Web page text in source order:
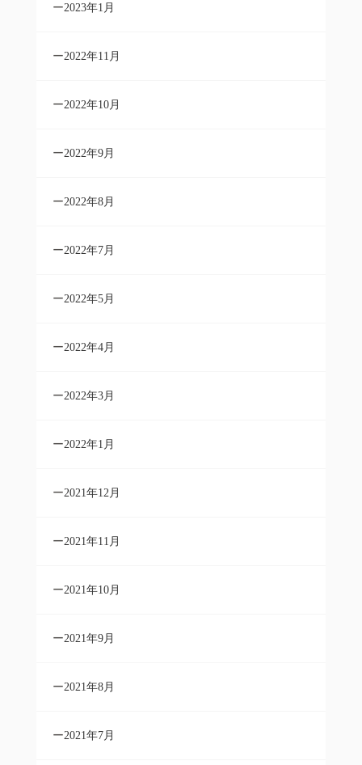
2023年1月
2022年11月
2022年10月
2022年9月
2022年8月
2022年7月
2022年5月
2022年4月
2022年3月
2022年1月
2021年12月
2021年11月
2021年10月
2021年9月
2021年8月
2021年7月